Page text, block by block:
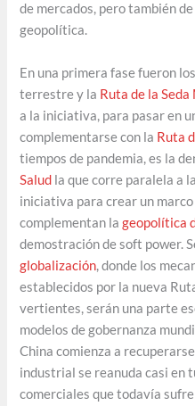
de mercados, pero también
geopolítica.
En una primera fase fueron
terrestre y la Ruta de la
a la iniciativa, para pasar en
complementarse con la Ruta
tiempos de pandemia, es la
Salud la que corre paralela a
iniciativa para crear un marco
complementan lageopolítica
demostración de soft power.
globalización, donde los
establecidos por la nueva
vertientes, serán una parte
modelos de gobernanza
China comienza a
industrial se reanuda casi en
comerciales que todavía